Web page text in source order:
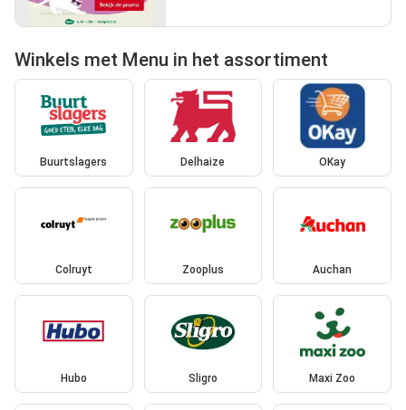
Winkels met Menu in het assortiment
Buurtslagers Delhaize OKay
Colruyt Zooplus Auchan
Hubo Sligro Maxi Zoo